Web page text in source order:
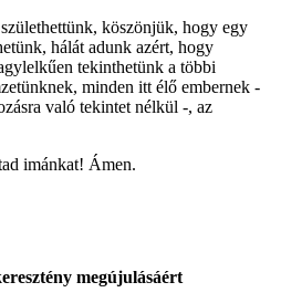
köszönjük, hogy egy
hálát adunk azért, hogy
tekinthetünk a többi
minden itt élő embernek -
való tekintet nélkül -, az
imánkat! Ámen.
megújulásáért